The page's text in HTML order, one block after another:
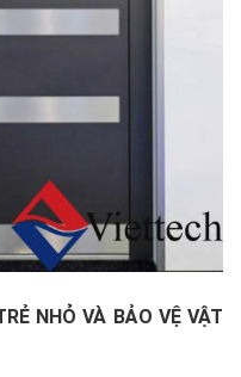
NHỎ VÀ BẢO VỆ VẬT